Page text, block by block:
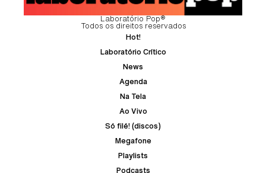
Laboratório Pop®
Todos os direitos reservados
Hot!
Laboratório Crítico
News
Agenda
Na Tela
Ao Vivo
Só filé! (discos)
Megafone
Playlists
Podcasts